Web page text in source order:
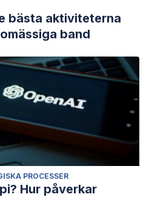
bästa aktiviteterna
band
PROCESSER
Hur påverkar